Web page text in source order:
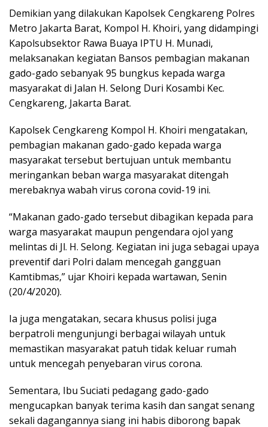
Demikian yang dilakukan Kapolsek Cengkareng Polres
Metro Jakarta Barat, Kompol H. Khoiri, yang didampingi
Kapolsubsektor Rawa Buaya IPTU H. Munadi,
melaksanakan kegiatan Bansos pembagian makanan
gado-gado sebanyak 95 bungkus kepada warga
masyarakat di Jalan H. Selong Duri Kosambi Kec.
Cengkareng, Jakarta Barat.
Kapolsek Cengkareng Kompol H. Khoiri mengatakan,
pembagian makanan gado-gado kepada warga
masyarakat tersebut bertujuan untuk membantu
meringankan beban warga masyarakat ditengah
merebaknya wabah virus corona covid-19 ini.
“Makanan gado-gado tersebut dibagikan kepada para
warga masyarakat maupun pengendara ojol yang
melintas di Jl. H. Selong. Kegiatan ini juga sebagai upaya
preventif dari Polri dalam mencegah gangguan
Kamtibmas,” ujar Khoiri kepada wartawan, Senin
(20/4/2020).
Ia juga mengatakan, secara khusus polisi juga
berpatroli mengunjungi berbagai wilayah untuk
memastikan masyarakat patuh tidak keluar rumah
untuk mencegah penyebaran virus corona.
Sementara, Ibu Suciati pedagang gado-gado
mengucapkan banyak terima kasih dan sangat senang
sekali dagangannya siang ini habis diborong bapak